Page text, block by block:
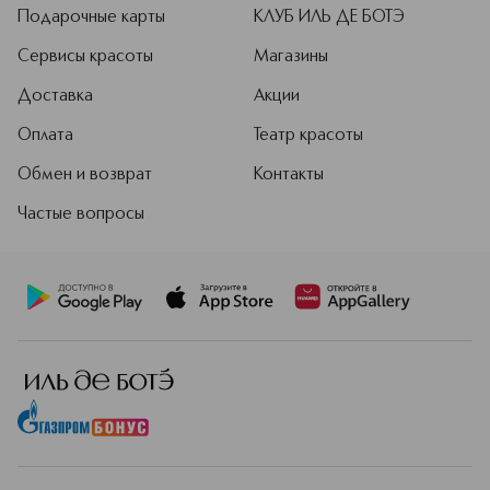
Подарочные карты
Сервисы красоты
Доставка
Оплата
Обмен и возврат
Частые вопросы
КЛУБ ИЛЬ ДЕ БОТЭ
Магазины
Акции
Театр красоты
Контакты